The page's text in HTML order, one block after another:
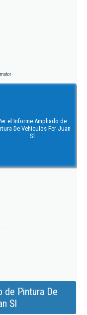
el Informe Ampliado de
De Vehiculos Fer Juan
Sl
de Pintura De
Sl